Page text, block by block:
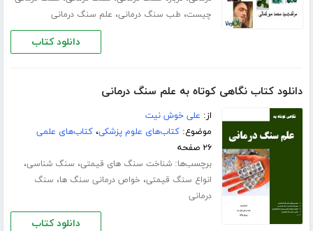
چیست، طب سنگ درمانی، علم سنگ درمانی
دانلود کتاب
دانلود کتاب نگاهی کوتاه به علم سنگ درمانی
از: علی خوش نیت
موضوع:کتاب‌های علوم پزشکی،کتاب‌های علمی
۲۶ صفحه
برچسب‌ها:شناخت سنگ های قیمتی، سنگ شناسی،
انواع سنگ قیمتی، خواص درمانی سنگ ها، سنگ
درمانی
دانلود کتاب